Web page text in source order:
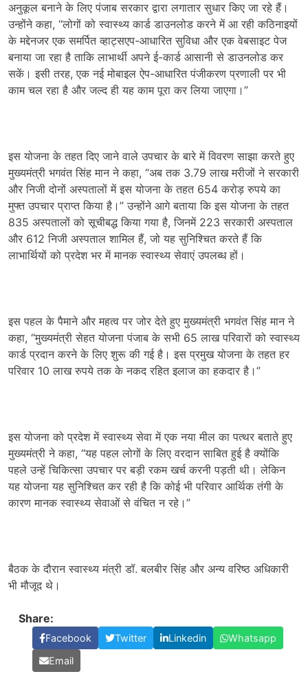
अनुकूल बनाने के लिए पंजाब सरकार द्वारा लगातार सुधार किए जा रहे हैं।
उन्होंने कहा, “लोगों को स्वास्थ्य कार्ड डाउनलोड करने में आ रही कठिनाइयों
के मद्देनजर एक समर्पित व्हाट्सएप-आधारित सुविधा और एक वेबसाइट पेज
बनाया जा रहा है ताकि लाभार्थी अपने ई-कार्ड आसानी से डाउनलोड कर
सकें। इसी तरह, एक नई मोबाइल ऐप-आधारित पंजीकरण प्रणाली पर भी
काम चल रहा है और जल्द ही यह काम पूरा कर लिया जाएगा।”
इस योजना के तहत दिए जाने वाले उपचार के बारे में विवरण साझा करते हुए
मुख्यमंत्री भगवंत सिंह मान ने कहा, “अब तक 3.79 लाख मरीजों ने सरकारी
और निजी दोनों अस्पतालों में इस योजना के तहत 654 करोड़ रुपये का
मुफ्त उपचार प्राप्त किया है।” उन्होंने आगे बताया कि इस योजना के तहत
835 अस्पतालों को सूचीबद्ध किया गया है, जिनमें 223 सरकारी अस्पताल
और 612 निजी अस्पताल शामिल हैं, जो यह सुनिश्चित करते हैं कि
लाभार्थियों को प्रदेश भर में मानक स्वास्थ्य सेवाएं उपलब्ध हों।
इस पहल के पैमाने और महत्व पर जोर देते हुए मुख्यमंत्री भगवंत सिंह मान ने
कहा, “मुख्यमंत्री सेहत योजना पंजाब के सभी 65 लाख परिवारों को स्वास्थ्य
कार्ड प्रदान करने के लिए शुरू की गई है। इस प्रमुख योजना के तहत हर
परिवार 10 लाख रुपये तक के नकद रहित इलाज का हकदार है।”
इस योजना को प्रदेश में स्वास्थ्य सेवा में एक नया मील का पत्थर बताते हुए
मुख्यमंत्री ने कहा, “यह पहल लोगों के लिए वरदान साबित हुई है क्योंकि
पहले उन्हें चिकित्सा उपचार पर बड़ी रकम खर्च करनी पड़ती थी। लेकिन
यह योजना यह सुनिश्चित कर रही है कि कोई भी परिवार आर्थिक तंगी के
कारण मानक स्वास्थ्य सेवाओं से वंचित न रहे।”
बैठक के दौरान स्वास्थ्य मंत्री डॉ. बलबीर सिंह और अन्य वरिष्ठ अधिकारी
भी मौजूद थे।
Share:
Facebook Twitter Linkedin
Whatsapp
Email